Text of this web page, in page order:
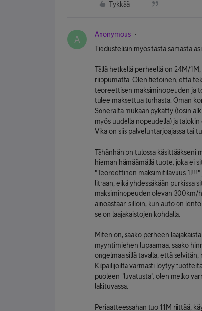
Tykkää
A Anonymous
Tiedustelisin myös tästä samasta
Tällä hetkellä perheellä on 24M/
riippumatta. Olen tietoinen, että
teoreettisen maksiminopeuden ja
tulee maksettua turhasta. Oman
Soneralta mukaan pykätty (tosin
myös uudella nopeudella) ja talokin
Vika on siis palveluntarjoajassa tai
Tähänhän on tulossa käsittääkseni
hieman hämäämällä tuote, joka ei
"Teoreettinen maksimitilavuus
litraan, eikä yhdessäkään purkissa
maksiminopeuden olevan 300km/
ainoastaan silloin, kun auto on
se on laajakaistojen kohdalla.
Miten on, saako perheen
myyntimiehen lupaamaa, saako
ongelmaa sillä tavalla, että
Kilpailijoilta varmasti löytyy
puoleen "luvatusta", olen melko
lakituvassa.
Periaatteessahan tuo 11M riittää,